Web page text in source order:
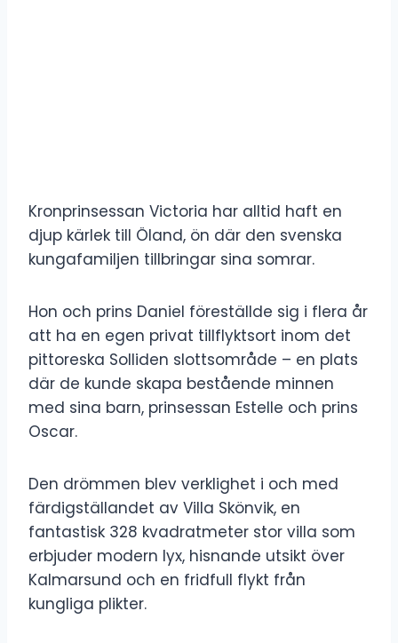
Kronprinsessan Victoria har alltid haft en
djup kärlek till Öland, ön där den svenska
kungafamiljen tillbringar sina somrar.
Hon och prins Daniel föreställde sig i flera år
att ha en egen privat tillflyktsort inom det
pittoreska Solliden slottsområde – en plats
där de kunde skapa bestående minnen
med sina barn, prinsessan Estelle och prins
Oscar.
Den drömmen blev verklighet i och med
färdigställandet av Villa Skönvik, en
fantastisk 328 kvadratmeter stor villa som
erbjuder modern lyx, hisnande utsikt över
Kalmarsund och en fridfull flykt från
kungliga plikter.